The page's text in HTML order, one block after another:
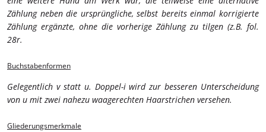
Zählung neben die ursprüngliche, selbst bereits einmal korrigierte
Zählung ergänzte, ohne die vorherige Zählung zu tilgen (z.B. fol.
28r.
Buchstabenformen
Gelegentlich v statt u. Doppel-i wird zur besseren Unterscheidung
von u mit zwei nahezu waagerechten Haarstrichen versehen.
Gliederungsmerkmale